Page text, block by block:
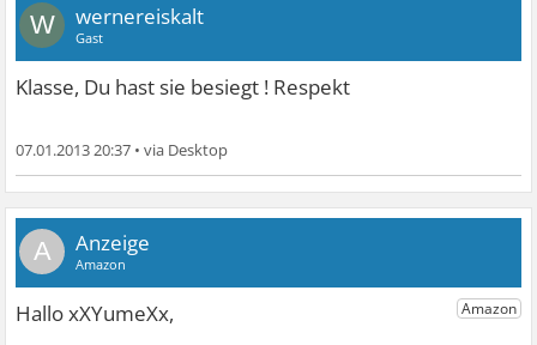
W wernereiskalt
Gast
Klasse, Du hast sie besiegt ! Respekt
07.01.2013 20:37 •
A